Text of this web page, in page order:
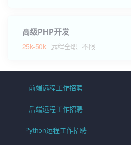
高级PHP开发
25k-50k 远程全职 不限
前端远程工作招聘
后端远程工作招聘
Python远程工作招聘